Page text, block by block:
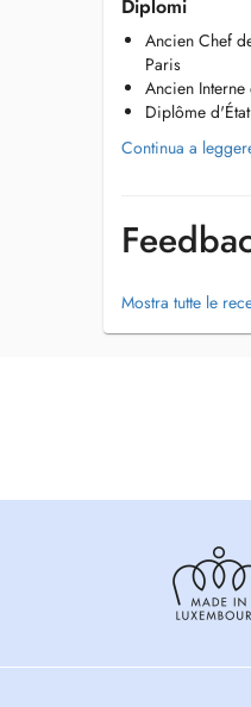
Diplomi
Ancien Chef
Paris
Ancien
Diplôme
Continua a
Mostra tutte le